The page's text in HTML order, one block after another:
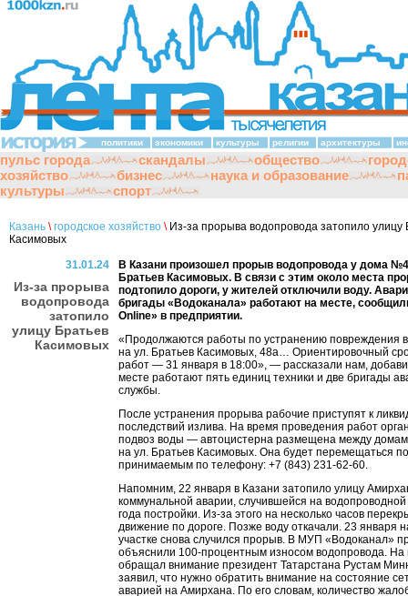
политики экономики культуры религии архитектуры
пульс города скандалы общество
хозяйство
бизнес наука и образование
культуры
спорт
Казань \ городское хозяйство \Из-за прорыва водопровода затопило улицу
Касимовых
31.01.24
Из-за прорыва
водопровода
затопило
улицу Братьев
Касимовых
В Казани произошел прорыв водопровода у дома
Братьев Касимовых. В связи с этим около места
подтопило дороги, у жителей отключили воду.
бригады «Водоканала» работают на месте,
Online» в предприятии.
«Продолжаются работы по устранению повреждения
на ул. Братьев Касимовых, 48а… Ориентировочный
работ — 31 января в 18:00», — рассказали нам,
месте работают пять единиц техники и две бригады
службы.
После устранения прорыва рабочие приступят к
последствий излива. На время проведения работ
подвоз воды — автоцистерна размещена между
на ул. Братьев Касимовых. Она будет перемещаться
принимаемым по телефону: +7 (843) 231-62-60.
Напомним, 22 января в Казани затопило улицу
коммунальной аварии, случившейся на
года постройки. Из-за этого на несколько часов
движение по дороге. Позже воду откачали. 23 января
участке снова случился прорыв. В МУП «Водоканал»
объяснили 100-процентным износом водопровода.
обращал внимание президент Татарстана Рустам
заявил, что нужно обратить внимание на состояние
аварией на Амирхана. По его словам, количество